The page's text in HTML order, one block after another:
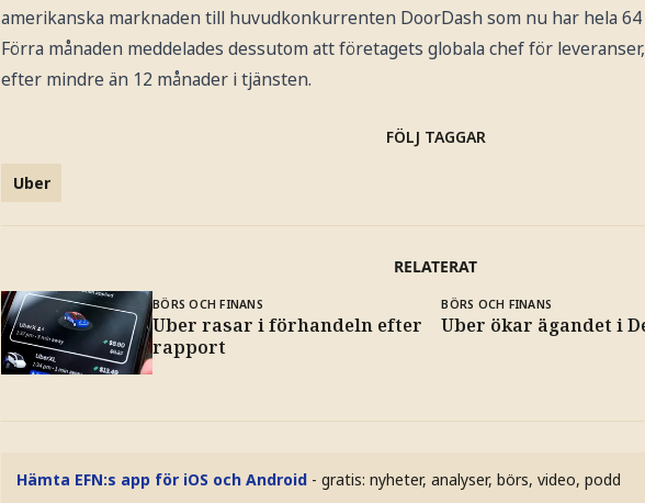
amerikanska marknaden till huvudkonkurrenten DoorDash som nu har hela
Förra månaden meddelades dessutom att företagets globala chef för
efter mindre än 12 månader i tjänsten.
FÖLJ TAGGAR
Uber
RELATERAT
BÖRS OCH FINANS
Uber rasar i förhandeln efter
rapport
BÖRS OCH FINANS
Uber ökar ägandet i
Hämta EFN:s app för iOS och Android - gratis: nyheter, analyser, börs, video, podd